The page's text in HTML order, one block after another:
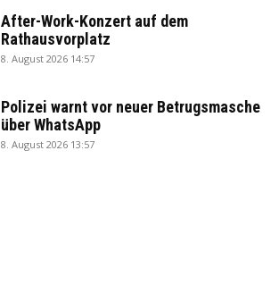
After-Work-Konzert auf dem
Rathausvorplatz
8. August 2026 14:57
Polizei warnt vor neuer Betrugsmasche
über WhatsApp
8. August 2026 13:57